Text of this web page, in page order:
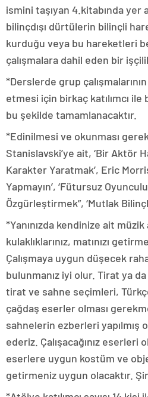
ismini taşıyan 4.kitabında yer
bilinçdışı dürtülerin bilinçli
kurduğu veya bu hareketleri
çalışmalara dahil eden bir
*Derslerde grup
etmesi için birkaç katılımcı ile
bu şekilde tamamlanacaktır.
*Edinilmesi ve okunması
Stanislavski’ye ait, ‘Bir Aktör
Karakter Yaratmak’, Eric
Yapmayın’, ‘Fütursuz
Özgürleştirmek”, ‘Mutlak
*Yanınızda kendinize ait
kulaklıklarınız, matınızı
Çalışmaya uygun düşecek
bulunmanız iyi olur. Tirat ya da
tirat ve sahne seçimleri,
çağdaş eserler olması
sahnelerin ezberleri yapılmış
ederiz. Çalışacağınız eserleri
eserlere uygun kostüm ve obje
getirmeniz uygun olacaktır.